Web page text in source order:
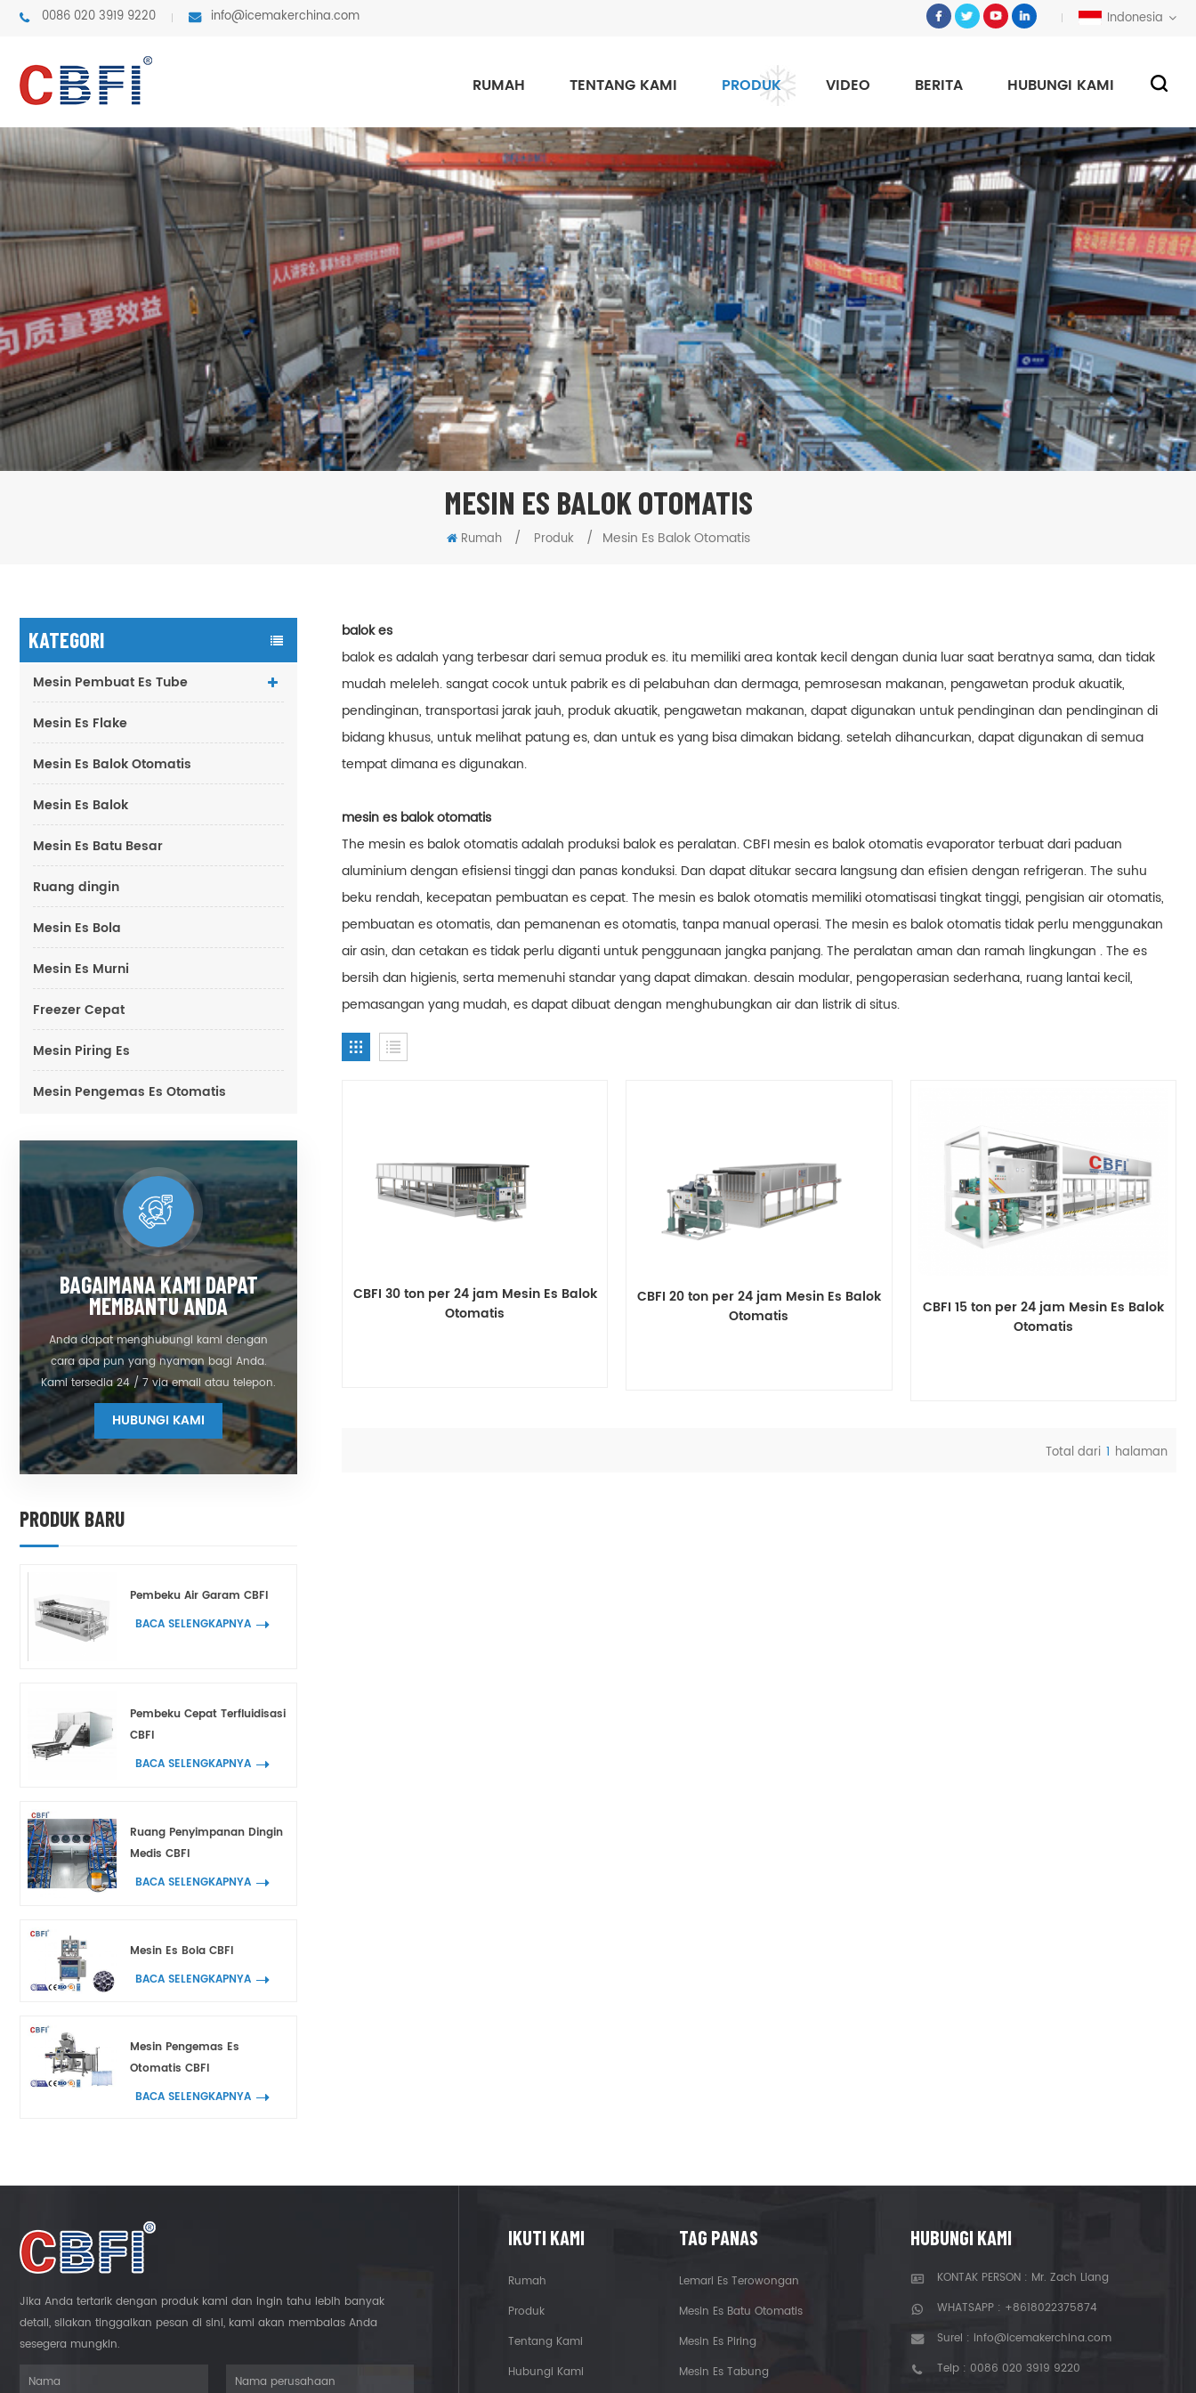
0086 020 3919 9220 info@icemakerchina.com Indonesia
RUMAH TENTANG KAMI PRODUK VIDEO BERITA HUBUNGI KAMI
MESIN ES BALOK OTOMATIS
Rumah / Produk / Mesin Es Balok Otomatis
KATEGORI
Mesin Pembuat Es Tube
Mesin Es Flake
Mesin Es Balok Otomatis
Mesin Es Balok
Mesin Es Batu Besar
Ruang dingin
Mesin Es Bola
Mesin Es Murni
Freezer Cepat
Mesin Piring Es
Mesin Pengemas Es Otomatis
BAGAIMANA KAMI DAPAT
MEMBANTU ANDA
Anda dapat menghubungi kami dengan
cara apa pun yang nyaman bagi Anda.
Kami tersedia 24 / 7 via email atau telepon.
HUBUNGI KAMI
PRODUK BARU
Pembeku Air Garam CBFI
BACA SELENGKAPNYA
Pembeku Cepat Terfluidisasi
CBFI
BACA SELENGKAPNYA
Ruang Penyimpanan Dingin
Medis CBFI
BACA SELENGKAPNYA
Mesin Es Bola CBFI
BACA SELENGKAPNYA
Mesin Pengemas Es
Otomatis CBFI
BACA SELENGKAPNYA
balok es
balok es adalah yang terbesar dari semua produk es. itu memiliki area kontak kecil dengan dunia luar saat beratnya sama, dan tidak
mudah meleleh. sangat cocok untuk pabrik es di pelabuhan dan dermaga, pemrosesan makanan, pengawetan produk akuatik,
pendinginan, transportasi jarak jauh, produk akuatik, pengawetan makanan, dapat digunakan untuk pendinginan dan pendinginan di
bidang khusus, untuk melihat patung es, dan untuk es yang bisa dimakan bidang. setelah dihancurkan, dapat digunakan di semua
tempat dimana es digunakan.
mesin es balok otomatis
The mesin es balok otomatis adalah produksi balok es peralatan. CBFI mesin es balok otomatis evaporator terbuat dari paduan
aluminium dengan efisiensi tinggi dan panas konduksi. Dan dapat ditukar secara langsung dan efisien dengan refrigeran. The suhu
beku rendah, kecepatan pembuatan es cepat. The mesin es balok otomatis memiliki otomatisasi tingkat tinggi, pengisian air otomatis,
pembuatan es otomatis, dan pemanenan es otomatis, tanpa manual operasi. The mesin es balok otomatis tidak perlu menggunakan
air asin, dan cetakan es tidak perlu diganti untuk penggunaan jangka panjang. The peralatan aman dan ramah lingkungan . The es
bersih dan higienis, serta memenuhi standar yang dapat dimakan. desain modular, pengoperasian sederhana, ruang lantai kecil,
pemasangan yang mudah, es dapat dibuat dengan menghubungkan air dan listrik di situs.
CBFI 30 ton per 24 jam Mesin Es Balok
Otomatis
CBFI 20 ton per 24 jam Mesin Es Balok
Otomatis
CBFI 15 ton per 24 jam Mesin Es Balok
Otomatis
Total dari 1 halaman
Jika Anda tertarik dengan produk kami dan ingin tahu lebih banyak
detail, silakan tinggalkan pesan di sini, kami akan membalas Anda
sesegera mungkin.
IKUTI KAMI
Rumah
Produk
Tentang Kami
Hubungi Kami
TAG PANAS
Lemari Es Terowongan
Mesin Es Batu Otomatis
Mesin Es Piring
Mesin Es Tabung
HUBUNGI KAMI
KONTAK PERSON : Mr. Zach Liang
WHATSAPP : +8618022375874
Surel : info@icemakerchina.com
Telp : 0086 020 3919 9220